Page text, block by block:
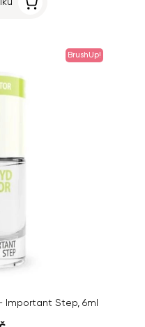
BrushUp!
Important Step, 6ml